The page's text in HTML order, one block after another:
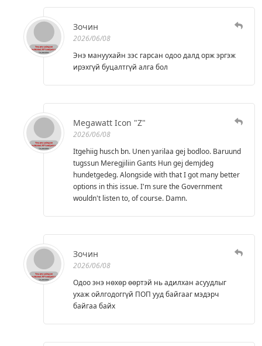
Зочин
2026/06/08
Энэ мануухайн зэс гарсан одоо далд орж эргэж
ирэхгүй буцалтгүй алга бол
Megawatt Icon "Z"
2026/06/08
Itgehiig husch bn. Unen yarilaa gej bodloo. Baruund
tugssun Meregjiliin Gants Hun gej demjdeg
hundetgedeg. Alongside with that I got many better
options in this issue. I'm sure the Government
wouldn't listen to, of course. Damn.
Зочин
2026/06/08
Одоо энэ нөхөр өөртэй нь адилхан асуудлыг
ухаж ойлгодоггүй ПОП ууд байгааг мэдэрч
байгаа байх